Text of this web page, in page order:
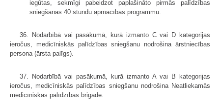
iegūtas, sekmīgi pabeidzot paplašināto pirmās palīdzības
sniegšanas 40 stundu apmācības programmu.
36. Nodarbībā vai pasākumā, kurā izmanto C vai D kategorijas
ieročus, medicīniskās palīdzības sniegšanu nodrošina ārstniecības
persona (ārsta palīgs).
37. Nodarbībā vai pasākumā, kurā izmanto A vai B kategorijas
ieročus, medicīniskās palīdzības sniegšanu nodrošina Neatliekamās
medicīniskās palīdzības brigāde.